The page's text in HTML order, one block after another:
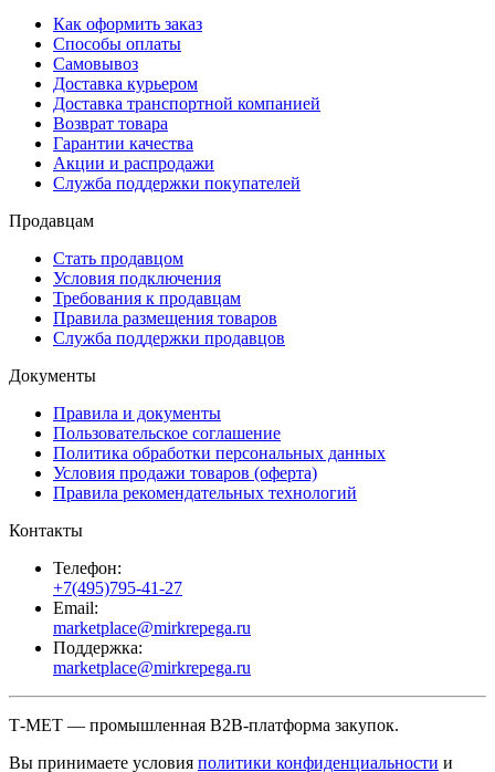
Как оформить заказ
Способы оплаты
Самовывоз
Доставка курьером
Доставка транспортной компанией
Возврат товара
Гарантии качества
Акции и распродажи
Служба поддержки покупателей
Продавцам
Стать продавцом
Условия подключения
Требования к продавцам
Правила размещения товаров
Служба поддержки продавцов
Документы
Правила и документы
Пользовательское соглашение
Политика обработки персональных данных
Условия продажи товаров (оферта)
Правила рекомендательных технологий
Контакты
Телефон:
+7(495)795-41-27
Email:
marketplace@mirkrepega.ru
Поддержка:
marketplace@mirkrepega.ru
Т-МЕТ — промышленная B2B-платформа закупок.
Вы принимаете условия политики конфиденциальности и